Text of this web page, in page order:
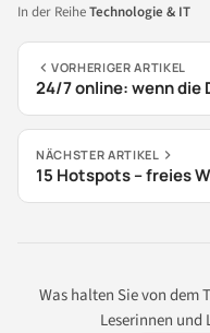
In der ReiheTechnologie & IT
VORHERIGER ARTIKEL
24/7 online: wenn
NÄCHSTER ARTIKEL
15 Hotspots – freies
Was halten Sie von dem
Leserinnen und